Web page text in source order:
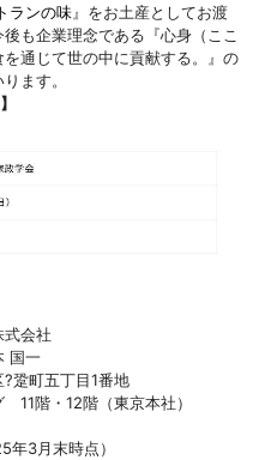
ランの味』をお土産としてお渡
も企業理念である『心身（ここ
通じて世の中に貢献する。』の
ます。
会社
一
町五丁目1番地
12階（東京本社）
3月末時点）